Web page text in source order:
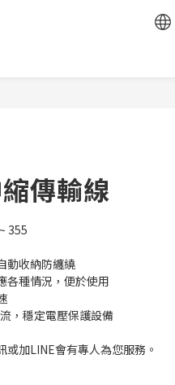
傳輸線
355
動收納防纏繞
各種情況，便於使用
，穩定電壓保護設備
加LINE會有專人為您服務。